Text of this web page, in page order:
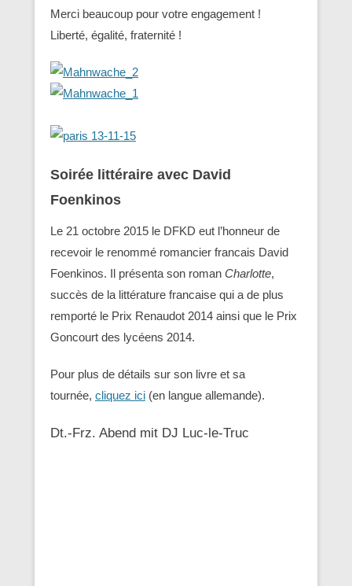
Merci beaucoup pour votre engagement !
Liberté, égalité, fraternité !
Soirée littéraire avec David
Foenkinos
Le 21 octobre 2015 le DFKD eut l’honneur de
recevoir le renommé romancier francais David
Foenkinos. Il présenta son roman Charlotte,
succès de la littérature francaise qui a de plus
remporté le Prix Renaudot 2014 ainsi que le Prix
Goncourt des lycéens 2014.
Pour plus de détails sur son livre et sa
tournée, cliquez ici (en langue allemande).
Dt.-Frz. Abend mit DJ Luc-le-Truc